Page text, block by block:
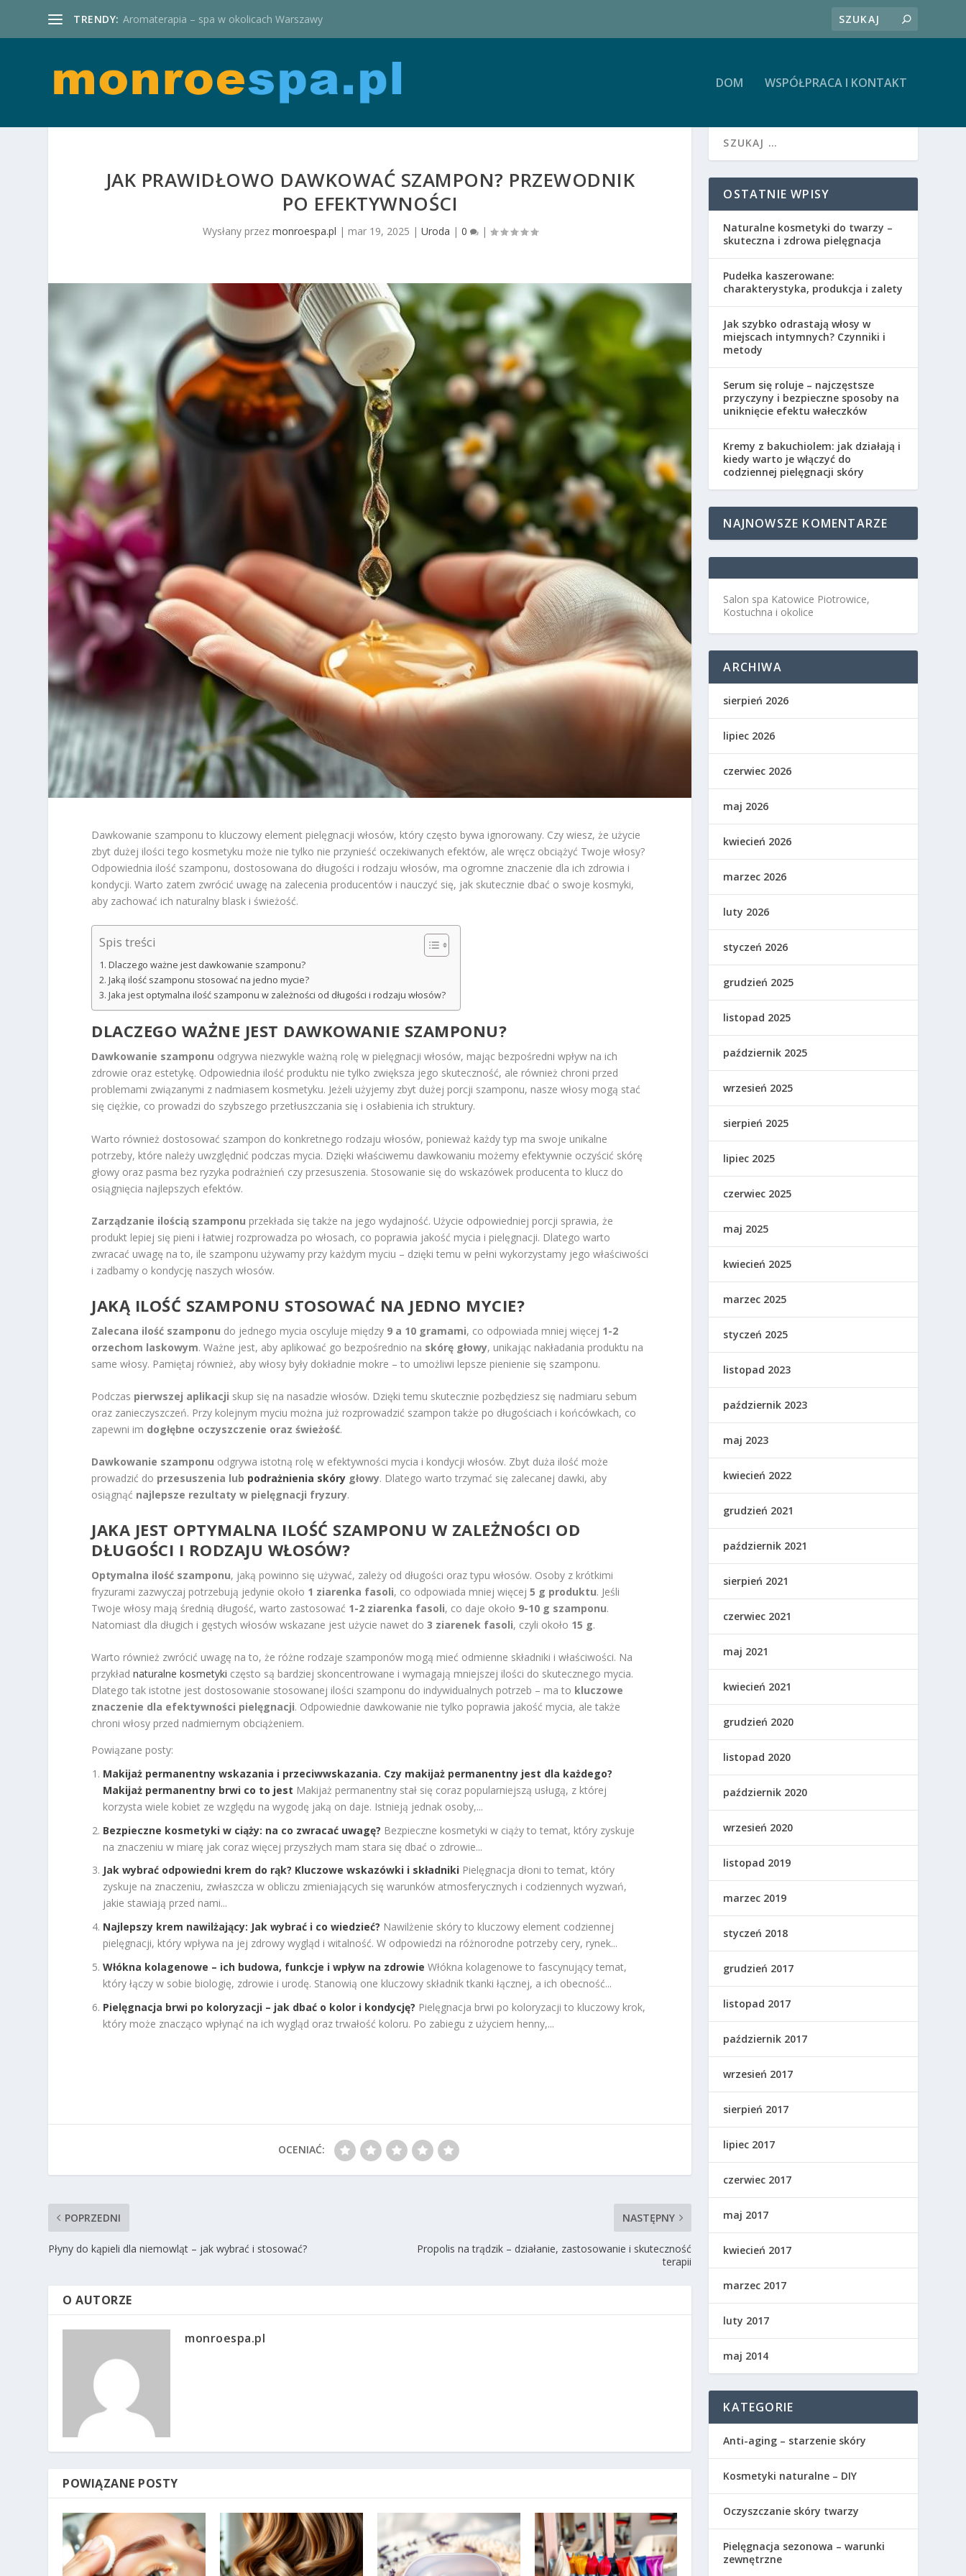
TRENDY: Aromaterapia – spa w okolicach Warszawy
DOM WSPÓŁPRACA I KONTAKT
JAK PRAWIDŁOWO DAWKOWAĆ SZAMPON? PRZEWODNIK
PO EFEKTYWNOŚCI
Wysłany przez monroespa.pl | mar 19, 2025 | Uroda | 0 |
Dawkowanie szamponu to kluczowy element pielęgnacji włosów, który często bywa ignorowany. Czy wiesz, że użycie
zbyt dużej ilości tego kosmetyku może nie tylko nie przynieść oczekiwanych efektów, ale wręcz obciążyć Twoje włosy?
Odpowiednia ilość szamponu, dostosowana do długości i rodzaju włosów, ma ogromne znaczenie dla ich zdrowia i
kondycji. Warto zatem zwrócić uwagę na zalecenia producentów i nauczyć się, jak skutecznie dbać o swoje kosmyki,
aby zachować ich naturalny blask i świeżość.
Spis treści
Dlaczego ważne jest dawkowanie szamponu?
Jaką ilość szamponu stosować na jedno mycie?
Jaka jest optymalna ilość szamponu w zależności od długości i rodzaju włosów?
DLACZEGO WAŻNE JEST DAWKOWANIE SZAMPONU?
Dawkowanie szamponu odgrywa niezwykle ważną rolę w pielęgnacji włosów, mając bezpośredni wpływ na ich
zdrowie oraz estetykę. Odpowiednia ilość produktu nie tylko zwiększa jego skuteczność, ale również chroni przed
problemami związanymi z nadmiasem kosmetyku. Jeżeli użyjemy zbyt dużej porcji szamponu, nasze włosy mogą stać
się ciężkie, co prowadzi do szybszego przetłuszczania się i osłabienia ich struktury.
Warto również dostosować szampon do konkretnego rodzaju włosów, ponieważ każdy typ ma swoje unikalne
potrzeby, które należy uwzględnić podczas mycia. Dzięki właściwemu dawkowaniu możemy efektywnie oczyścić skórę
głowy oraz pasma bez ryzyka podrażnień czy przesuszenia. Stosowanie się do wskazówek producenta to klucz do
osiągnięcia najlepszych efektów.
Zarządzanie ilością szamponu przekłada się także na jego wydajność. Użycie odpowiedniej porcji sprawia, że
produkt lepiej się pieni i łatwiej rozprowadza po włosach, co poprawia jakość mycia i pielęgnacji. Dlatego warto
zwracać uwagę na to, ile szamponu używamy przy każdym myciu – dzięki temu w pełni wykorzystamy jego właściwości
i zadbamy o kondycję naszych włosów.
JAKĄ ILOŚĆ SZAMPONU STOSOWAĆ NA JEDNO MYCIE?
Zalecana ilość szamponu do jednego mycia oscyluje między 9 a 10 gramami, co odpowiada mniej więcej 1-2
orzechom laskowym. Ważne jest, aby aplikować go bezpośrednio na skórę głowy, unikając nakładania produktu na
same włosy. Pamiętaj również, aby włosy były dokładnie mokre – to umożliwi lepsze pienienie się szamponu.
Podczas pierwszej aplikacji skup się na nasadzie włosów. Dzięki temu skutecznie pozbędziesz się nadmiaru sebum
oraz zanieczyszczeń. Przy kolejnym myciu można już rozprowadzić szampon także po długościach i końcówkach, co
zapewni im dogłębne oczyszczenie oraz świeżość.
Dawkowanie szamponu odgrywa istotną rolę w efektywności mycia i kondycji włosów. Zbyt duża ilość może
prowadzić do przesuszenia lub podrażnienia skóry głowy. Dlatego warto trzymać się zalecanej dawki, aby
osiągnąć najlepsze rezultaty w pielęgnacji fryzury.
JAKA JEST OPTYMALNA ILOŚĆ SZAMPONU W ZALEŻNOŚCI OD
DŁUGOŚCI I RODZAJU WŁOSÓW?
Optymalna ilość szamponu, jaką powinno się używać, zależy od długości oraz typu włosów. Osoby z krótkimi
fryzurami zazwyczaj potrzebują jedynie około 1 ziarenka fasoli, co odpowiada mniej więcej5 g produktu. Jeśli
Twoje włosy mają średnią długość, warto zastosować 1-2 ziarenka fasoli, co daje około 9-10 g szamponu.
Natomiast dla długich i gęstych włosów wskazane jest użycie nawet do3 ziarenek fasoli, czyli około 15 g.
Warto również zwrócić uwagę na to, że różne rodzaje szamponów mogą mieć odmienne składniki i właściwości. Na
przykładnaturalne kosmetyki często są bardziej skoncentrowane i wymagają mniejszej ilości do skutecznego mycia.
Dlatego tak istotne jest dostosowanie stosowanej ilości szamponu do indywidualnych potrzeb – ma to kluczowe
znaczenie dla efektywności pielęgnacji. Odpowiednie dawkowanie nie tylko poprawia jakość mycia, ale także
chroni włosy przed nadmiernym obciążeniem.
Powiązane posty:
Makijaż permanentny wskazania i przeciwwskazania. Czy makijaż permanentny jest dla każdego?
Makijaż permanentny brwi co to jest Makijaż permanentny stał się coraz popularniejszą usługą, z której
korzysta wiele kobiet ze względu na wygodę jaką on daje. Istnieją jednak osoby,...
Bezpieczne kosmetyki w ciąży: na co zwracać uwagę? Bezpieczne kosmetyki w ciąży to temat, który zyskuje
na znaczeniu w miarę jak coraz więcej przyszłych mam stara się dbać o zdrowie...
Jak wybrać odpowiedni krem do rąk? Kluczowe wskazówki i składniki Pielęgnacja dłoni to temat, który
zyskuje na znaczeniu, zwłaszcza w obliczu zmieniających się warunków atmosferycznych i codziennych wyzwań,
jakie stawiają przed nami...
Najlepszy krem nawilżający: Jak wybrać i co wiedzieć? Nawilżenie skóry to kluczowy element codziennej
pielęgnacji, który wpływa na jej zdrowy wygląd i witalność. W odpowiedzi na różnorodne potrzeby cery, rynek...
Włókna kolagenowe – ich budowa, funkcje i wpływ na zdrowie Włókna kolagenowe to fascynujący temat,
który łączy w sobie biologię, zdrowie i urodę. Stanowią one kluczowy składnik tkanki łącznej, a ich obecność...
Pielęgnacja brwi po koloryzacji – jak dbać o kolor i kondycję? Pielęgnacja brwi po koloryzacji to kluczowy krok,
który może znacząco wpłynąć na ich wygląd oraz trwałość koloru. Po zabiegu z użyciem henny,...
OCENIAĆ:
POPRZEDNI
Płyny do kąpieli dla niemowląt – jak wybrać i stosować?
NASTĘPNY
Propolis na trądzik – działanie, zastosowanie i skuteczność
terapii
O AUTORZE
monroespa.pl
POWIĄZANE POSTY
OSTATNIE WPISY
Naturalne kosmetyki do twarzy –
skuteczna i zdrowa pielęgnacja
Pudełka kaszerowane:
charakterystyka, produkcja i zalety
Jak szybko odrastają włosy w
miejscach intymnych? Czynniki i
metody
Serum się roluje – najczęstsze
przyczyny i bezpieczne sposoby na
uniknięcie efektu wałeczków
Kremy z bakuchiolem: jak działają i
kiedy warto je włączyć do
codziennej pielęgnacji skóry
NAJNOWSZE KOMENTARZE
Salon spa Katowice Piotrowice,
Kostuchna i okolice
ARCHIWA
sierpień 2026
lipiec 2026
czerwiec 2026
maj 2026
kwiecień 2026
marzec 2026
luty 2026
styczeń 2026
grudzień 2025
listopad 2025
październik 2025
wrzesień 2025
sierpień 2025
lipiec 2025
czerwiec 2025
maj 2025
kwiecień 2025
marzec 2025
styczeń 2025
listopad 2023
październik 2023
maj 2023
kwiecień 2022
grudzień 2021
październik 2021
sierpień 2021
czerwiec 2021
maj 2021
kwiecień 2021
grudzień 2020
listopad 2020
październik 2020
wrzesień 2020
listopad 2019
marzec 2019
styczeń 2018
grudzień 2017
listopad 2017
październik 2017
wrzesień 2017
sierpień 2017
lipiec 2017
czerwiec 2017
maj 2017
kwiecień 2017
marzec 2017
luty 2017
maj 2014
KATEGORIE
Anti-aging – starzenie skóry
Kosmetyki naturalne – DIY
Oczyszczanie skóry twarzy
Pielęgnacja sezonowa – warunki
zewnętrzne